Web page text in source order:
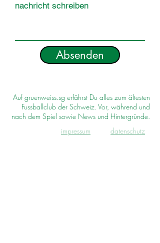
nachricht schreiben
Absenden
Auf gruenweiss.sg erfährst Du alles zum ältesten
Fussballclub der Schweiz. Vor, während und
nach dem Spiel sowie News und Hintergründe.
impressum
datenschutz